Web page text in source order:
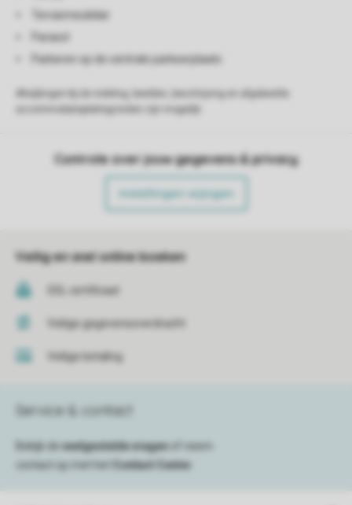
Terrasmeubilair
Parasol
Parkeren op de centrale parkeerplaats
Controle over jouw gegevens & privacy
Instellingen wijzigen
Veilig en snel online boeken
SSL certificaat
Veilige gegevensoverdracht
Veilige betaling
Service & contact
Bekijk de veelgestelde vragen
of neem
contact op met het
Contact Center